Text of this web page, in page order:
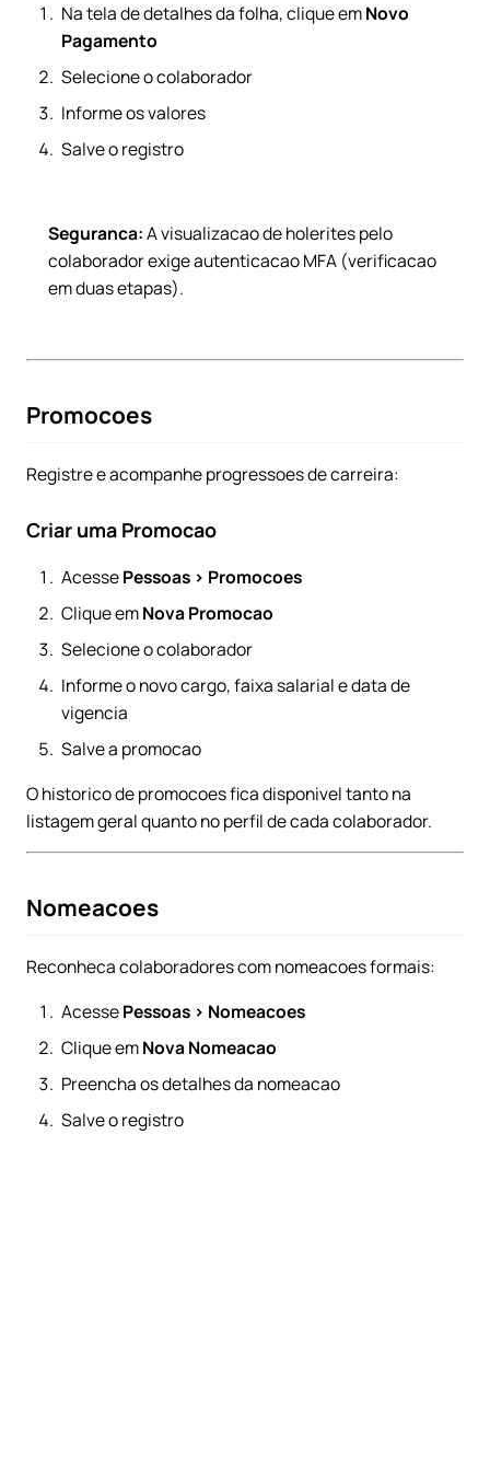
Na tela de detalhes da folha, clique emNovo
Pagamento
Selecione o colaborador
Informe os valores
Salve o registro
Seguranca:A visualizacao de holerites pelo
colaborador exige autenticacao MFA (verificacao
em duas etapas).
Promocoes
Registre e acompanhe progressoes de carreira:
Criar uma Promocao
AcessePessoas > Promocoes
Clique emNova Promocao
Selecione o colaborador
Informe o novo cargo, faixa salarial e data de
vigencia
Salve a promocao
O historico de promocoes fica disponivel tanto na
listagem geral quanto no perfil de cada colaborador.
Nomeacoes
Reconheca colaboradores com nomeacoes formais:
AcessePessoas > Nomeacoes
Clique emNova Nomeacao
Preencha os detalhes da nomeacao
Salve o registro